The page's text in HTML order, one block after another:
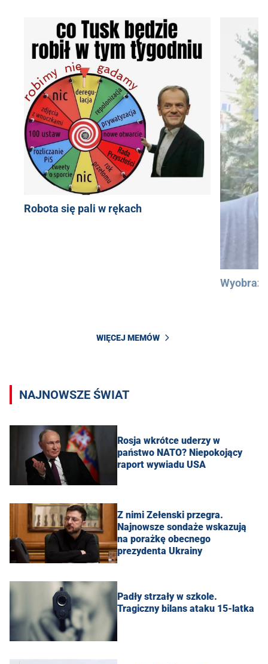
Robota się pali w rękach
WIĘCEJ MEMÓW
NAJNOWSZE ŚWIAT
Rosja wkrótce uderzy w
państwo NATO? Niepokojący
raport wywiadu USA
Z nimi Zełenski przegra.
Najnowsze sondaże wskazują
na porażkę obecnego
prezydenta Ukrainy
Padły strzały w szkole.
Tragiczny bilans ataku 15-latka